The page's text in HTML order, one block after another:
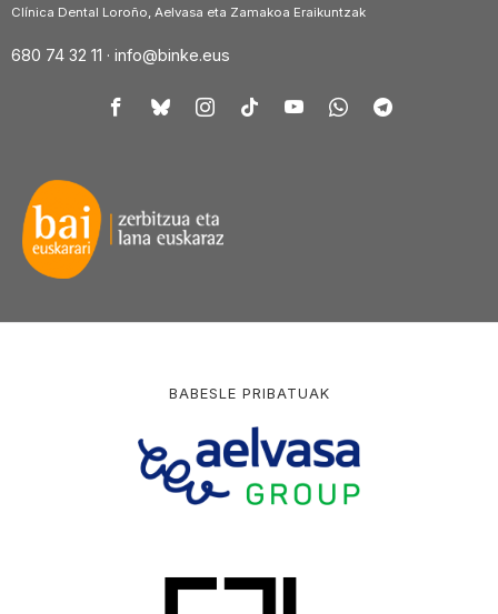
Clínica Dental Loroño, Aelvasa eta Zamakoa Eraikuntzak
680 74 32 11 · info@binke.eus
BABESLE PRIBATUAK